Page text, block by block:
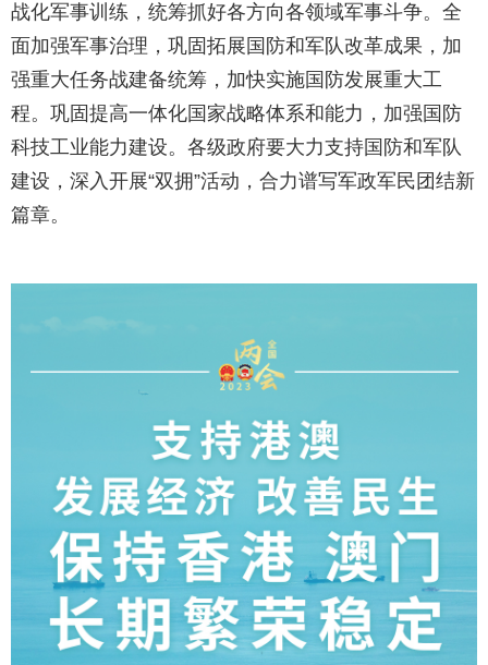
战化军事训练，统筹抓好各方向各领域军事斗争。全
面加强军事治理，巩固拓展国防和军队改革成果，加
强重大任务战建备统筹，加快实施国防发展重大工
程。巩固提高一体化国家战略体系和能力，加强国防
科技工业能力建设。各级政府要大力支持国防和军队
建设，深入开展“双拥”活动，合力谱写军政军民团结新
篇章。